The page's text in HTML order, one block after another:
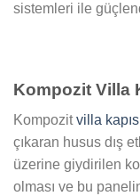
sistemleri ile
Kompozit Villa
Kompozitvilla
çıkaran husus dış
üzerine giydirilen
olması ve bu